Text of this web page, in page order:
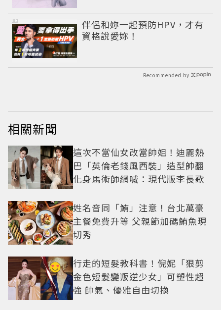
伴侶和妳一起預防HPV，才有
資格說愛妳！
PR
Recommended by
相關新聞
這次不當仙女改當帥姐！迪麗熱
巴「英倫老錢風西裝」造型帥翻
化身馬術師網喊：現代版李長歌
姓名音同「鮪」注意！台北萬豪
主餐免費升等 父親節加碼鮪魚現
切秀
行走的短髮教科書！倪妮「狠剪
金色短髮變叛逆少女」可塑性超
強 帥氣、優雅自由切換